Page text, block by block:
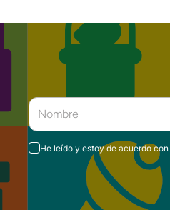
He leído y estoy de acuerdo con